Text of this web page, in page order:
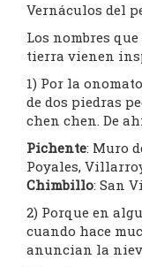
Vernáculos del
Los nombres
tierra vienen
1) Por la
de dos piedras
chen chen. De
Pichente: Muro
Poyales,
Chimbillo: San
2) Porque en
cuando hace
anuncian la